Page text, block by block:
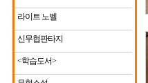
라이트 노벨
신무협판타지
<학습도서>